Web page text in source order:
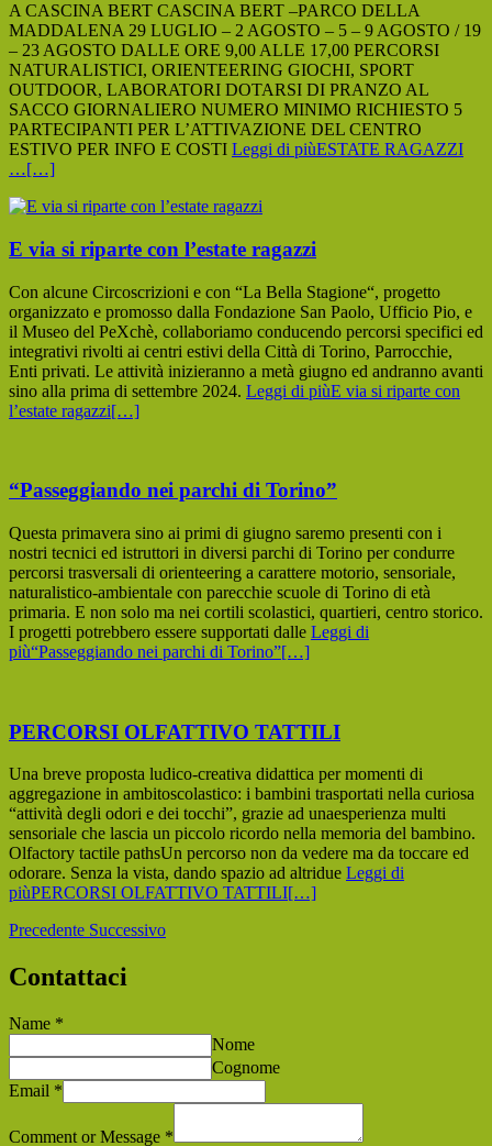
A CASCINA BERT CASCINA BERT –PARCO DELLA
MADDALENA 29 LUGLIO – 2 AGOSTO – 5 – 9 AGOSTO / 19
– 23 AGOSTO DALLE ORE 9,00 ALLE 17,00 PERCORSI
NATURALISTICI, ORIENTEERING GIOCHI, SPORT
OUTDOOR, LABORATORI DOTARSI DI PRANZO AL
SACCO GIORNALIERO NUMERO MINIMO RICHIESTO 5
PARTECIPANTI PER L’ATTIVAZIONE DEL CENTRO
ESTIVO PER INFO E COSTI Leggi di piùESTATE RAGAZZI
…[…]
E via si riparte con l’estate ragazzi
Con alcune Circoscrizioni e con “La Bella Stagione“, progetto
organizzato e promosso dalla Fondazione San Paolo, Ufficio Pio, e
il Museo del PeXchè, collaboriamo conducendo percorsi specifici ed
integrativi rivolti ai centri estivi della Città di Torino, Parrocchie,
Enti privati. Le attività inizieranno a metà giugno ed andranno avanti
sino alla prima di settembre 2024. Leggi di piùE via si riparte con
l’estate ragazzi[…]
“Passeggiando nei parchi di Torino”
Questa primavera sino ai primi di giugno saremo presenti con i
nostri tecnici ed istruttori in diversi parchi di Torino per condurre
percorsi trasversali di orienteering a carattere motorio, sensoriale,
naturalistico-ambientale con parecchie scuole di Torino di età
primaria. E non solo ma nei cortili scolastici, quartieri, centro storico.
I progetti potrebbero essere supportati dalle Leggi di
più“Passeggiando nei parchi di Torino”[…]
PERCORSI OLFATTIVO TATTILI
Una breve proposta ludico-creativa didattica per momenti di
aggregazione in ambitoscolastico: i bambini trasportati nella curiosa
“attività degli odori e dei tocchi”, grazie ad unaesperienza multi
sensoriale che lascia un piccolo ricordo nella memoria del bambino.
Olfactory tactile pathsUn percorso non da vedere ma da toccare ed
odorare. Senza la vista, dando spazio ad altridue Leggi di
piùPERCORSI OLFATTIVO TATTILI[…]
Precedente Successivo
Contattaci
Name *
Nome
Cognome
Email *
Comment or Message *